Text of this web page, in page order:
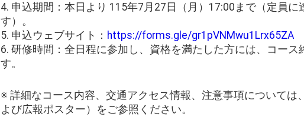
4. 申込期間：本日より 115年7月27日（月）17:00まで（定員
す）。
5. 申込ウェブサイト： https://forms.gle/gr1pVNMwu1Lrx65ZA
6. 研修時間：全日程に参加し、資格を満たした方には、コー
す。
※ 詳細なコース内容、交通アクセス情報、注意事項については
よび広報ポスター）をご参照ください。